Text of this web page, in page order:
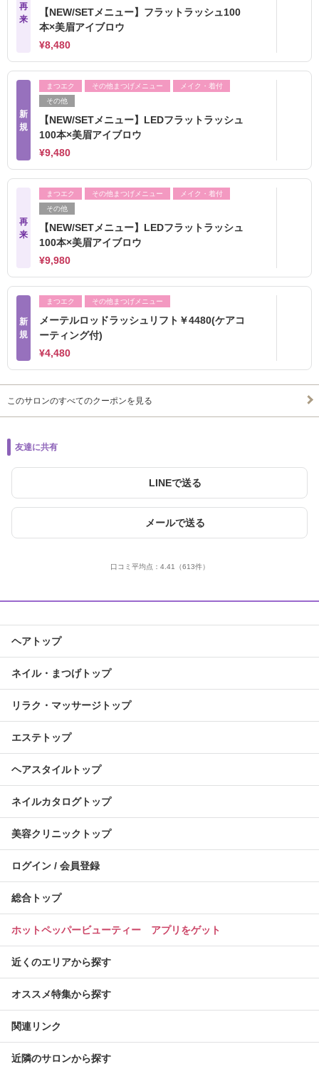
再
来
【NEW/SETメニュー】フラットラッシュ100
本×美眉アイブロウ
¥8,480
新
規
まつエク その他まつげメニュー
メイク・着付
その他
【NEW/SETメニュー】LEDフラットラッシュ
100本×美眉アイブロウ
¥9,480
再
来
まつエク その他まつげメニュー
メイク・着付
その他
【NEW/SETメニュー】LEDフラットラッシュ
100本×美眉アイブロウ
¥9,980
新
規
まつエク その他まつげメニュー
メーテルロッドラッシュリフト￥4480(ケアコ
ーティング付)
¥4,480
このサロンのすべてのクーポンを見る
友達に共有
LINEで送る
メールで送る
口コミ平均点： 4.41 （613件）
ヘアトップ
ネイル・まつげトップ
リラク・マッサージトップ
エステトップ
ヘアスタイルトップ
ネイルカタログトップ
美容クリニックトップ
ログイン / 会員登録
総合トップ
ホットペッパービューティー アプリをゲット
近くのエリアから探す
オススメ特集から探す
関連リンク
近隣のサロンから探す